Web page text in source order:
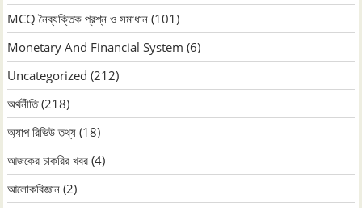
MCQ নৈব্যক্তিক প্রশ্ন ও সমাধান (101)
Monetary And Financial System (6)
Uncategorized (212)
অর্থনীতি(218)
অ্যাপ রিভিউ তথ্য (18)
আজকের চাকরির খবর (4)
আলোকবিজ্ঞান (2)